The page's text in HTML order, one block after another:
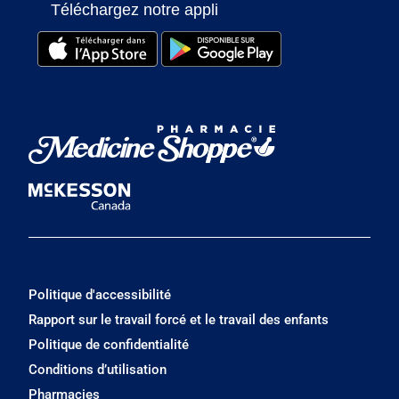
Téléchargez notre appli
Politique d'accessibilité
Rapport sur le travail forcé et le travail des enfants
Politique de confidentialité
Conditions d’utilisation
Pharmacies